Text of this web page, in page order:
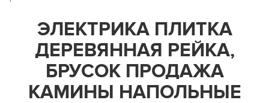
ЭЛЕКТРИКА ПЛИТКА
ДЕРЕВЯННАЯ РЕЙКА,
БРУСОК ПРОДАЖА
КАМИНЫ НАПОЛЬНЫЕ